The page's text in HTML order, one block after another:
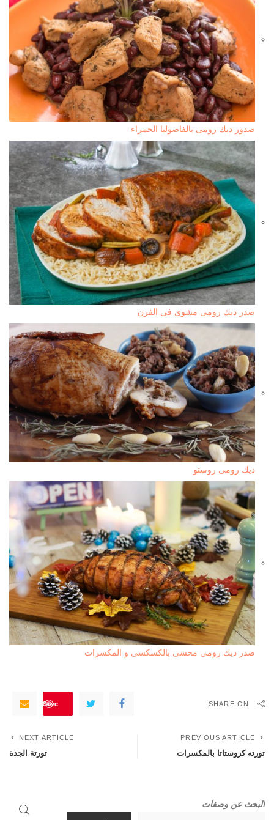
صدور ديك رومى بالفاصوليا الحمراء
صدر ديك رومى مشوى فى الفرن
ديك رومى روستو
صدر ديك رومى محشى بالكسكسى و المكسرات
SHARE ON
Save
PREVIOUS ARTICLE
تورته كروستاتا بالمكسرات
NEXT ARTICLE
تورتة الجدة
البحث عن وصفات